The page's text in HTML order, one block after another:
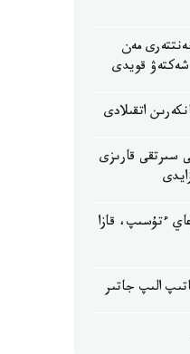
مەن
شەكتەۋ قويدى
اتقىلادى
سىرتقى قارىزى
ءتۇسىپ، قازا
الىپ جاتىر